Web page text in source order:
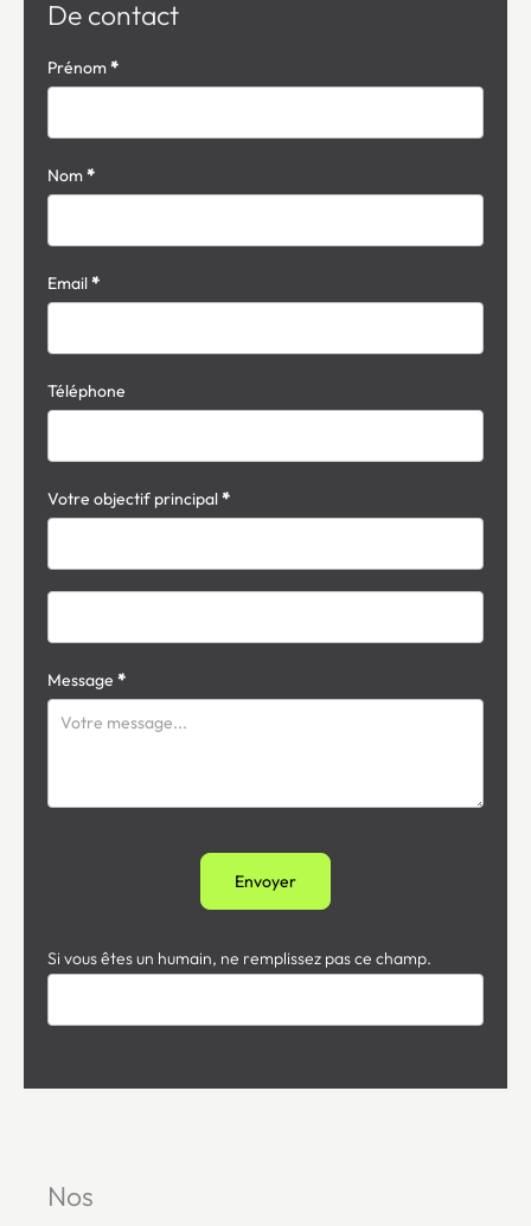
De contact
Formulaire
simple
Prénom*
Nom*
Email*
Téléphone
Votre objectif principal*
Message *
Envoyer
Si vous êtes un humain, ne remplissez pas ce champ.
Nos